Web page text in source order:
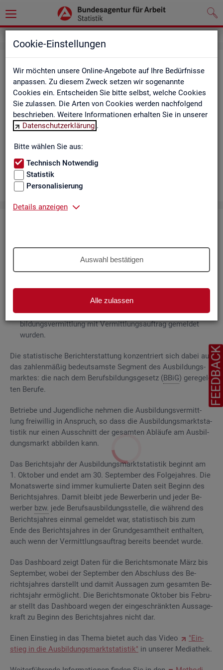
Cookie-Einstellungen
Wir möchten unsere Online-Angebote auf Ihre Bedürfnisse
anpassen. Zu diesem Zweck setzen wir sogenannte
Cookies ein. Entscheiden Sie bitte selbst, welche Cookies
Sie zulassen. Die Arten von Cookies werden nachfolgend
beschrieben. Weitere Informationen erhalten Sie in unserer
Datenschutzerklärung .
Bitte wählen Sie aus:
Technisch Notwendig
Statistik
Personalisierung
Details anzeigen
Auswahl bestätigen
Alle zulassen
Aus­bil­dungs­markt
Das Da­sh­board zeigt die wich­tigs­ten Daten zum Aus­bil­dungs­
markt in in­ter­ak­ti­ven Gra­fi­ken und Ta­bel­len. Für Deutsch­land,
Län­der, Krei­se, Agen­tur­be­zir­ke und Ar­beits­markt­re­gio­nen bil­
det es ge­mel­de­te Be­wer­be­rin­nen und Be­wer­ber sowie Be­rufs­
aus­bil­dungs­stel­len nach ge­frag­ten Merk­ma­len ab, bei­spiels­
wei­se Be­ru­fe. Neue Daten gibt es mo­nat­lich für März bis Sep­
DieAus­bil­dungs­markt­sta­tis­tik be­rich­tet über
Be­wer­be­rin­nen und Be­wer­ber für Be­rufs­aus­bil­
der Agen­tu­ren für Ar­beit undJob­cen­terzum Aus­bil­dungs­
markt in An­spruch neh­men, sowie
Be­rufs­aus­bil­dungs­stel­len, die beiAAundJCfür die Aus­
bil­dungs­ver­mitt­lung mit Ver­mitt­lungs­auf­trag ge­mel­det
wur­den.
Die sta­tis­ti­sche Be­richt­erstat­tung kon­zen­triert sich dabei auf
das zah­len­mä­ßig be­deut­sams­te Seg­ment des Aus­bil­dungs­
mark­tes: die nach dem Be­rufs­bil­dungs­ge­setz (BBiG) ge­re­gel­
ten Be­ru­fe.
Be­trie­be und Ju­gend­li­che neh­men die Aus­bil­dungs­ver­mitt­
lung frei­wil­lig in An­spruch, so dass die Aus­bil­dungs­markt­sta­
tis­tik nur einen Aus­schnitt der ge­sam­ten Ab­läu­fe am Aus­bil­
dungs­markt ab­bil­den kann.
Das Be­richts­jahr der Aus­bil­dungs­markt­sta­tis­tik be­ginnt am
1. Ok­to­ber und endet am 30. Sep­tem­ber des Fol­ge­jah­res. Die
Mo­nats­wer­te sind immer ku­mu­lier­te Daten seit Be­ginn des
Be­richts­jah­res. Damit bleibt jede Be­wer­be­rin und jeder Be­
wer­ber bzw. jede Be­rufs­aus­bil­dungs­stel­le, die wäh­rend des
Be­richts­jah­res ein­mal ge­mel­det war, sta­tis­tisch bis zum
Ende des Be­richts­jah­res in der Grund­ge­samt­heit ent­hal­ten,
auch wenn der Ver­mitt­lungs­auf­trag be­reits be­en­det wurde.
Das Da­sh­board zeigt Daten für die Be­richts­mo­na­te März bis
Sep­tem­ber, wobei der Sep­tem­ber den Ab­schluss des Be­
richts­jah­res dar­stellt und damit Aus­sa­gen zum ge­sam­ten Be­
richts­jahr er­mög­licht. Die Be­richts­mo­na­te Ok­to­ber bis Fe­bru­
ar stellt das Da­sh­board wegen der ein­ge­schränk­ten Aus­sa­ge­
kraft zu Be­ginn des Be­richts­jah­res nicht dar.
Einen Ein­stieg in das Thema bie­tet auch das Video
"Ein­
stieg in die Aus­bil­dungs­markt­sta­tis­tik" in un­se­rer Me­dia­thek.
FEEDBACK